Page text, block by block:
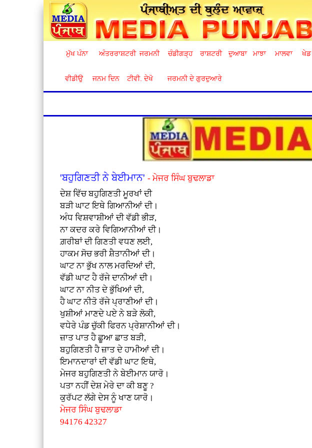
ਮੁੱਖ ਪੰਨਾ ਅੰਤਰਰਾਸ਼ਟਰੀ ਜਰਮਨੀ ਚੰਡੀਗੜ੍ਹ ਰਾਸ਼ਟਰੀ ਦੁਆਬਾ ਮਾਝਾ ਮਾਲਵਾ ਖੇਡ
ਵੀਡੀਉ ਜਨਮ ਦਿਨ ਟੀਵੀ. ਦੇਖੋ ਜਰਮਨੀ ਦੇ ਗੁਰਦੁਆਰੇ
'ਬਹੁਗਿਣਤੀ ਨੇ ਬੇਈਮਾਨ'- ਮੇਜਰ ਸਿੰਘ ਬੁਢਲਾਡਾ
ਦੇਸ਼ ਵਿੱਚ ਬਹੁਗਿਣਤੀ ਮੂਰਖਾਂ ਦੀ
ਬੜੀ ਘਾਟ ਇਥੇ ਗਿਆਨੀਆਂ ਦੀ।
ਅੰਧ ਵਿਸ਼ਵਾਸ਼ੀਆਂ ਦੀ ਵੱਡੀ ਭੀੜ,
ਨਾ ਕਦਰ ਕਰੇ ਵਿਗਿਆਨੀਆਂ ਦੀ।
ਗ਼ਰੀਬਾਂ ਦੀ ਗਿਣਤੀ ਵਧਣ ਲਈ,
ਹਾਕਮ ਸੋਚ ਭਰੀ ਸ਼ੈਤਾਨੀਆਂ ਦੀ।
ਘਾਟ ਨਾ ਭੁੱਖ ਨਾਲ ਮਰਦਿਆਂ ਦੀ,
ਵੱਡੀ ਘਾਟ ਹੈ ਰੱਜੇ ਦਾਨੀਆਂ ਦੀ।
ਘਾਟ ਨਾ ਨੀਤ ਦੇ ਭੁੱਖਿਆਂ ਦੀ,
ਹੈ ਘਾਟ ਨੀਤੋ ਰੱਜੇ ਪ੍ਰਾਣੀਆਂ ਦੀ।
ਖੁਸ਼ੀਆਂ ਮਾਣਦੇ ਪ‌ਏ ਨੇ ਬੜੇ ਲੋਕੀ,
ਵਧੇਰੇ ਪੰਡ ਚੁੱਕੀ ਫਿਰਨ ਪ੍ਰੇਸ਼ਾਨੀਆਂ ਦੀ।
ਜ਼ਾਤ ਪਾਤ ਹੈ ਛੂਆ ਛਾਤ ਬੜੀ,
ਬਹੁਗਿਣਤੀ ਹੈ ਜ਼ਾਤ ਦੇ ਹਾਮੀਆਂ ਦੀ।
ਇਮਾਨਦਾਰਾਂ ਦੀ ਵੱਡੀ ਘਾਟ ਇਥੇ,
ਮੇਜਰ ਬਹੁਗਿਣਤੀ ਨੇ ਬੇਈਮਾਨ ਯਾਰੋ।
ਪਤਾ ਨਹੀਂ ਦੇਸ਼ ਮੇਰੇ ਦਾ ਕੀ ਬਣੂ ?
ਕੁਰੱਪਟ ਲੱਗੇ ਦੇਸ‌ ਨੂੰ ਖਾਣ ਯਾਰੋ।
ਮੇਜਰ ਸਿੰਘ ਬੁਢਲਾਡਾ
94176 42327